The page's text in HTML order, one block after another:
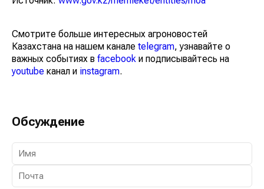
Смотрите больше интересных агроновостей
Казахстана на нашем канале telegram, узнавайте о
важных событиях в facebook и подписывайтесь на
youtube канал и instagram.
Обсуждение